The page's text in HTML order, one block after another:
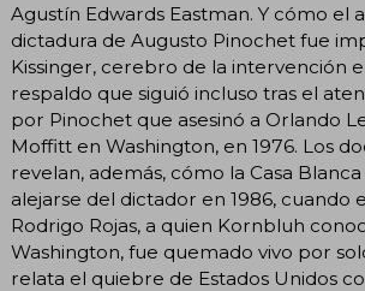
Agustín Edwards Eastman. Y cómo el
dictadura de Augusto Pinochet fue
Kissinger, cerebro de la intervención
respaldo que siguió incluso tras el
por Pinochet que asesinó a Orlando
Moffitt en Washington, en 1976. Los
revelan, además, cómo la Casa
alejarse del dictador en 1986, cuando
Rodrigo Rojas, a quien Kornbluh
Washington, fue quemado vivo por
relata el quiebre de Estados Unidos